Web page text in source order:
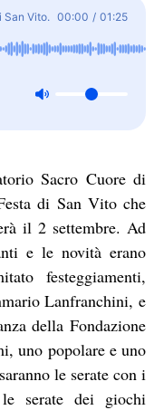
San Vito. 00:00 / 01:25
Sacro Cuore di
di San Vito che
il 2 settembre. Ad
e le novità erano
festeggiamenti,
Lanfranchini, e
della Fondazione
uno popolare e uno
le serate con i
le serate dei giochi